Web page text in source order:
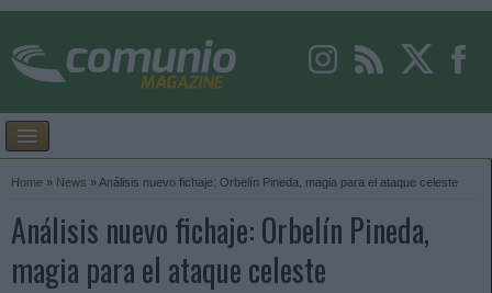
Home » News » Análisis nuevo fichaje: Orbelín Pineda, magia para el ataque celeste
Análisis nuevo fichaje: Orbelín Pineda,
magia para el ataque celeste